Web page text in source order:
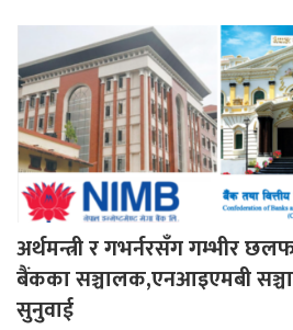
अर्थमन्त्री र गभर्नरसँग गम्भीर
बैंकका सञ्चालक,एनआइएमबी
सुनुवाई